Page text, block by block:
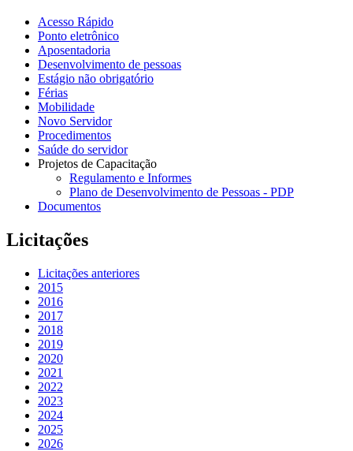
Acesso Rápido
Ponto eletrônico
Aposentadoria
Desenvolvimento de pessoas
Estágio não obrigatório
Férias
Mobilidade
Novo Servidor
Procedimentos
Saúde do servidor
Projetos de Capacitação
Regulamento e Informes
Plano de Desenvolvimento de Pessoas - PDP
Documentos
Licitações
Licitações anteriores
2015
2016
2017
2018
2019
2020
2021
2022
2023
2024
2025
2026